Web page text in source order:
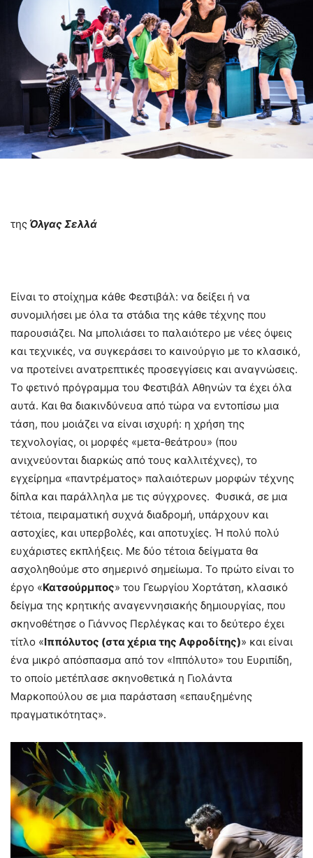
τηςΌλγας Σελλά
Είναι το στοίχημα κάθε Φεστιβάλ: να δείξει ή να
συνομιλήσει με όλα τα στάδια της κάθε τέχνης που
παρουσιάζει. Να μπολιάσει το παλαιότερο με νέες όψεις
και τεχνικές, να συγκεράσει το καινούργιο με το κλασικό,
να προτείνει ανατρεπτικές προσεγγίσεις και αναγνώσεις.
Το φετινό πρόγραμμα του Φεστιβάλ Αθηνών τα έχει όλα
αυτά. Και θα διακινδύνευα από τώρα να εντοπίσω μια
τάση, που μοιάζει να είναι ισχυρή: η χρήση της
τεχνολογίας, οι μορφές «μετα-θεάτρου» (που
ανιχνεύονται διαρκώς από τους καλλιτέχνες), το
εγχείρημα «παντρέματος» παλαιότερων μορφών τέχνης
δίπλα και παράλληλα με τις σύγχρονες. Φυσικά, σε μια
τέτοια, πειραματική συχνά διαδρομή, υπάρχουν και
αστοχίες, και υπερβολές, και αποτυχίες. Ή πολύ πολύ
ευχάριστες εκπλήξεις. Με δύο τέτοια δείγματα θα
ασχοληθούμε στο σημερινό σημείωμα. Το πρώτο είναι το
έργο «Κατσούρμπος» του Γεωργίου Χορτάτση, κλασικό
δείγμα της κρητικής αναγεννησιακής δημιουργίας, που
σκηνοθέτησε ο Γιάννος Περλέγκας και το δεύτερο έχει
τίτλο «Ιππόλυτος (στα χέρια της Αφροδίτης)» και είναι
ένα μικρό απόσπασμα από τον «Ιππόλυτο» του Ευριπίδη,
το οποίο μετέπλασε σκηνοθετικά η Γιολάντα
Μαρκοπούλου σε μια παράσταση «επαυξημένης
πραγματικότητας».